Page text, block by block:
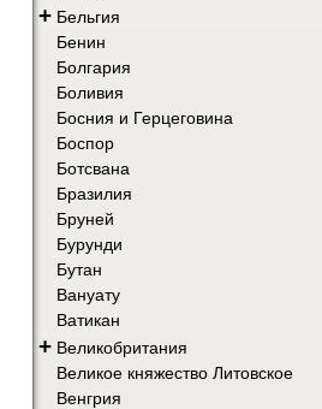
+ Бельгия
Бенин
Болгария
Боливия
Босния и Герцеговина
Боспор
Ботсвана
Бразилия
Бруней
Бурунди
Бутан
Вануату
Ватикан
+ Великобритания
Великое княжество Литовское
Венгрия